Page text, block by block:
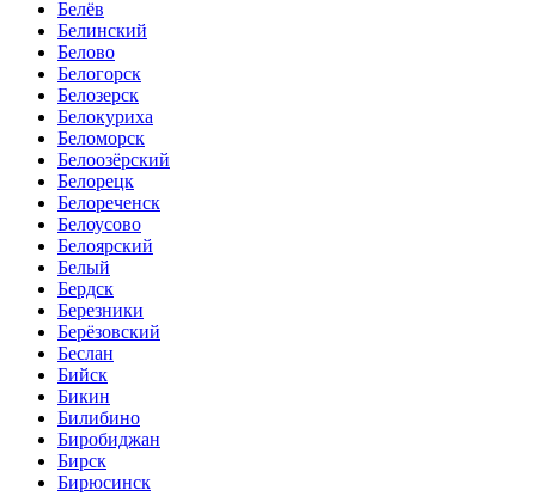
Белёв
Белинский
Белово
Белогорск
Белозерск
Белокуриха
Беломорск
Белоозёрский
Белорецк
Белореченск
Белоусово
Белоярский
Белый
Бердск
Березники
Берёзовский
Беслан
Бийск
Бикин
Билибино
Биробиджан
Бирск
Бирюсинск